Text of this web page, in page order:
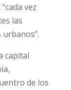
vez
las
capital
de los